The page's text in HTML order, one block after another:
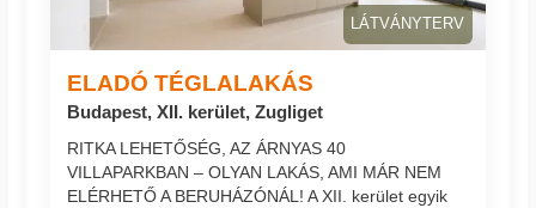
LÁTVÁNYTERV
ELADÓ TÉGLALAKÁS
Budapest, XII. kerület, Zugliget
RITKA LEHETŐSÉG, AZ ÁRNYAS 40
VILLAPARKBAN – OLYAN LAKÁS, AMI MÁR NEM
ELÉRHETŐ A BERUHÁZÓNÁL! A XII. kerület egyik